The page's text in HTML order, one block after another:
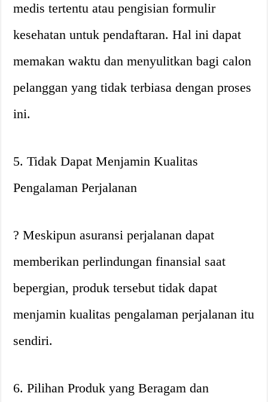
medis tertentu atau pengisian formulir
kesehatan untuk pendaftaran. Hal ini dapat
memakan waktu dan menyulitkan bagi calon
pelanggan yang tidak terbiasa dengan proses
ini.
5. Tidak Dapat Menjamin Kualitas
Pengalaman Perjalanan
? Meskipun asuransi perjalanan dapat
memberikan perlindungan finansial saat
bepergian, produk tersebut tidak dapat
menjamin kualitas pengalaman perjalanan itu
sendiri.
6. Pilihan Produk yang Beragam dan